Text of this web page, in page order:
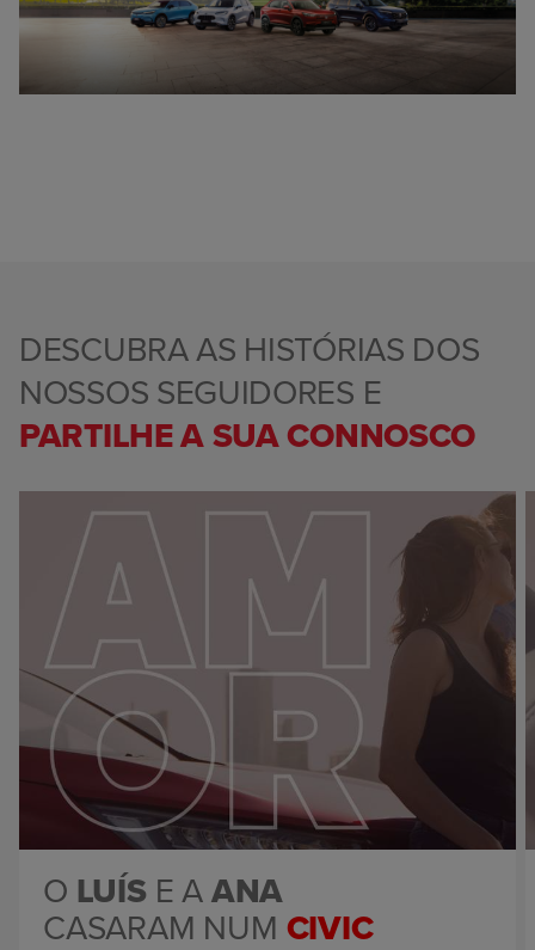
DESCUBRA AS HISTÓRIAS DOS
NOSSOS SEGUIDORES E
PARTILHE A SUA CONNOSCO
O LUÍSE A ANA
CASARAM NUM CIVIC